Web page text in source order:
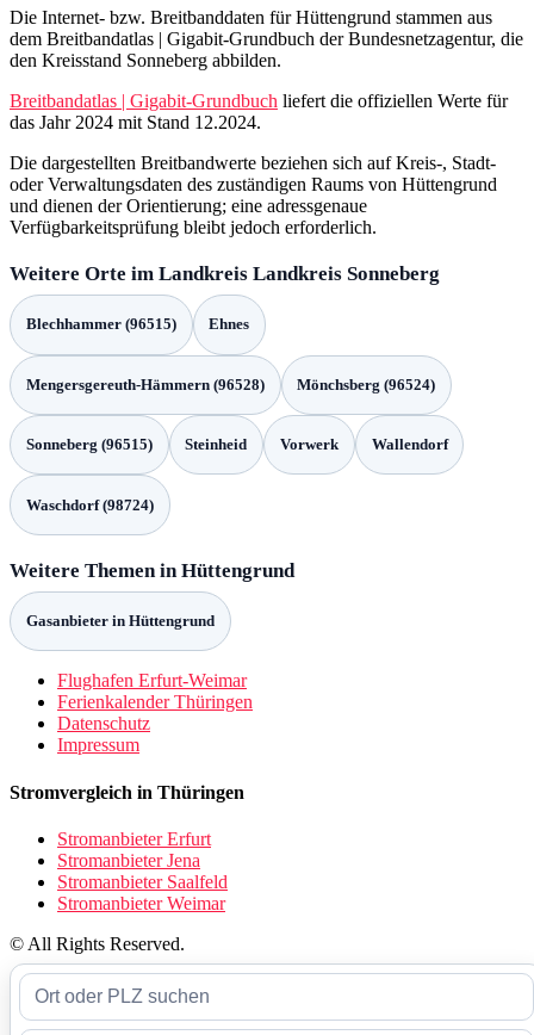
Die Internet- bzw. Breitbanddaten für Hüttengrund stammen aus
dem Breitbandatlas | Gigabit-Grundbuch der Bundesnetzagentur, die
den Kreisstand Sonneberg abbilden.
Breitbandatlas | Gigabit-Grundbuch liefert die offiziellen Werte für
das Jahr 2024 mit Stand 12.2024.
Die dargestellten Breitbandwerte beziehen sich auf Kreis-, Stadt-
oder Verwaltungsdaten des zuständigen Raums von Hüttengrund
und dienen der Orientierung; eine adressgenaue
Verfügbarkeitsprüfung bleibt jedoch erforderlich.
Weitere Orte im Landkreis Landkreis Sonneberg
Blechhammer (96515) Ehnes
Mengersgereuth-Hämmern (96528) Mönchsberg (96524)
Sonneberg (96515) Steinheid Vorwerk Wallendorf
Waschdorf (98724)
Weitere Themen in Hüttengrund
Gasanbieter in Hüttengrund
Flughafen Erfurt-Weimar
Ferienkalender Thüringen
Datenschutz
Impressum
Stromvergleich in Thüringen
Stromanbieter Erfurt
Stromanbieter Jena
Stromanbieter Saalfeld
Stromanbieter Weimar
© All Rights Reserved.